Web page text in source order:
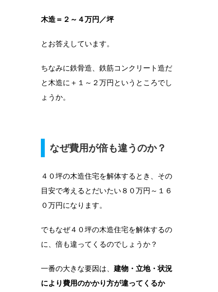
木造＝２～４万円／坪
とお答えしています。
ちなみに鉄骨造、鉄筋コンクリート造だ
と木造に＋１～２万円というところでし
ょうか。
なぜ費用が倍も違うのか？
４０坪の木造住宅を解体するとき、その
目安で考えるとだいたい８０万円～１６
０万円になります。
でもなぜ４０坪の木造住宅を解体するの
に、倍も違ってくるのでしょうか？
一番の大きな要因は、 建物・立地・状況
により費用のかかり方が違ってくるか